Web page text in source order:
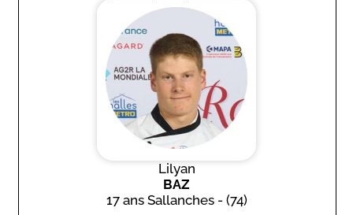
Lilyan
BAZ
17 ans Sallanches - (74)